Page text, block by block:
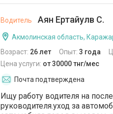
Водитель Аян Ертайулв С.
Акмолинская область,
Возраст: 26 лет Опыт: 3 года
Цена услуги: от 30000 тнг/мес
Почта подтверждена
Ищу работу водителя на
руководителя.уход за